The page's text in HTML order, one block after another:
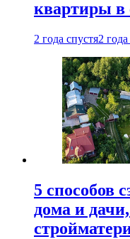
квартиры
2 года спустя2
5 способов
дома и